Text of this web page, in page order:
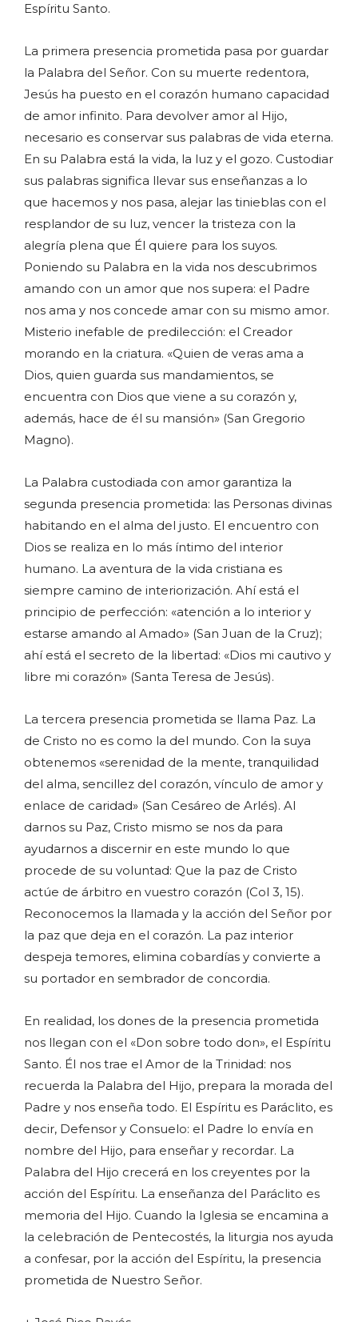
Espíritu Santo.
La primera presencia prometida pasa por guardar
la Palabra del Señor. Con su muerte redentora,
Jesús ha puesto en el corazón humano capacidad
de amor infinito. Para devolver amor al Hijo,
necesario es conservar sus palabras de vida eterna.
En su Palabra está la vida, la luz y el gozo. Custodiar
sus palabras significa llevar sus enseñanzas a lo
que hacemos y nos pasa, alejar las tinieblas con el
resplandor de su luz, vencer la tristeza con la
alegría plena que Él quiere para los suyos.
Poniendo su Palabra en la vida nos descubrimos
amando con un amor que nos supera: el Padre
nos ama y nos concede amar con su mismo amor.
Misterio inefable de predilección: el Creador
morando en la criatura. «Quien de veras ama a
Dios, quien guarda sus mandamientos, se
encuentra con Dios que viene a su corazón y,
además, hace de él su mansión» (San Gregorio
Magno).
La Palabra custodiada con amor garantiza la
segunda presencia prometida: las Personas divinas
habitando en el alma del justo. El encuentro con
Dios se realiza en lo más íntimo del interior
humano. La aventura de la vida cristiana es
siempre camino de interiorización. Ahí está el
principio de perfección: «atención a lo interior y
estarse amando al Amado» (San Juan de la Cruz);
ahí está el secreto de la libertad: «Dios mi cautivo y
libre mi corazón» (Santa Teresa de Jesús).
La tercera presencia prometida se llama Paz. La
de Cristo no es como la del mundo. Con la suya
obtenemos «serenidad de la mente, tranquilidad
del alma, sencillez del corazón, vínculo de amor y
enlace de caridad» (San Cesáreo de Arlés). Al
darnos su Paz, Cristo mismo se nos da para
ayudarnos a discernir en este mundo lo que
procede de su voluntad: Que la paz de Cristo
actúe de árbitro en vuestro corazón (Col 3, 15).
Reconocemos la llamada y la acción del Señor por
la paz que deja en el corazón. La paz interior
despeja temores, elimina cobardías y convierte a
su portador en sembrador de concordia.
En realidad, los dones de la presencia prometida
nos llegan con el «Don sobre todo don», el Espíritu
Santo. Él nos trae el Amor de la Trinidad: nos
recuerda la Palabra del Hijo, prepara la morada del
Padre y nos enseña todo. El Espíritu es Paráclito, es
decir, Defensor y Consuelo: el Padre lo envía en
nombre del Hijo, para enseñar y recordar. La
Palabra del Hijo crecerá en los creyentes por la
acción del Espíritu. La enseñanza del Paráclito es
memoria del Hijo. Cuando la Iglesia se encamina a
la celebración de Pentecostés, la liturgia nos ayuda
a confesar, por la acción del Espíritu, la presencia
prometida de Nuestro Señor.